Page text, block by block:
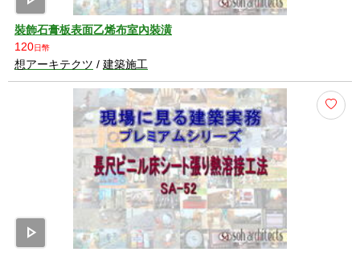
裝飾石膏板表面乙烯布室內裝潢
120日幣
想アーキテクツ / 建築施工
play_arrow